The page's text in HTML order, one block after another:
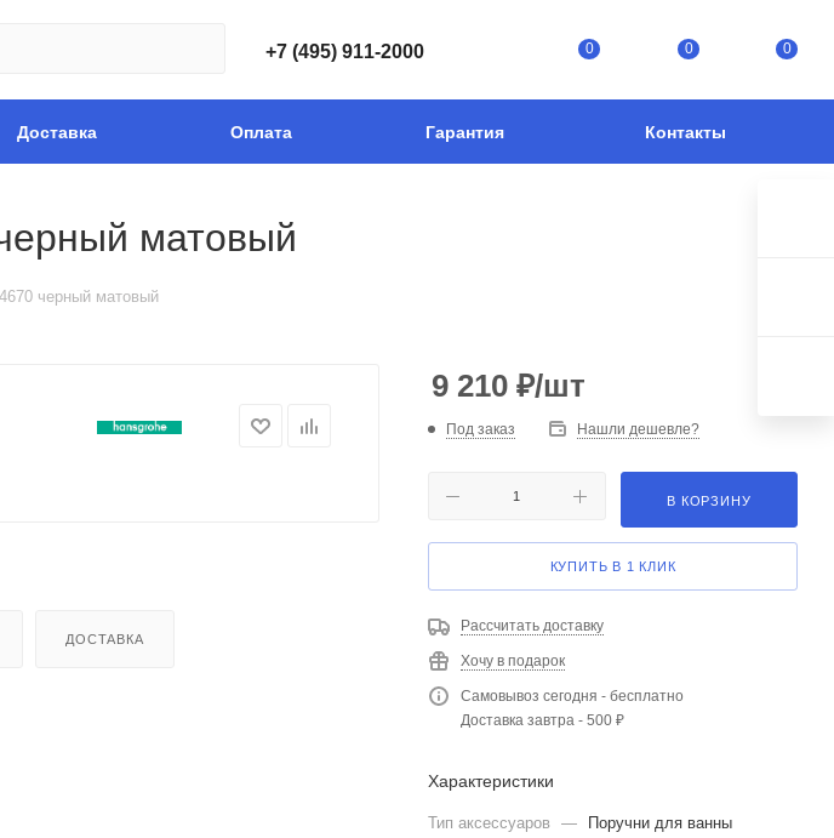
+7 (495) 911-2000 0 0 0
Доставка Оплата Гарантия Контакты
матовый
черный матовый
ДОСТАВКА
9 210 ₽/шт
Под заказ Нашли дешевле?
В КОРЗИНУ
КУПИТЬ В 1 КЛИК
Рассчитать доставку
Хочу в подарок
Самовывоз сегодня - бесплатно
Доставка завтра - 500 ₽
Характеристики
Тип аксессуаров —
Поручни для ванны